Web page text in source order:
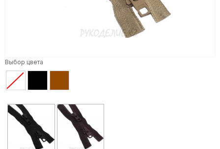
Выбор цвета